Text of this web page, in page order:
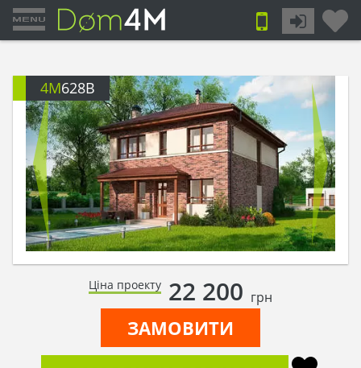
4M628B
Ціна проекту 22 200 грн
ЗАМОВИТИ